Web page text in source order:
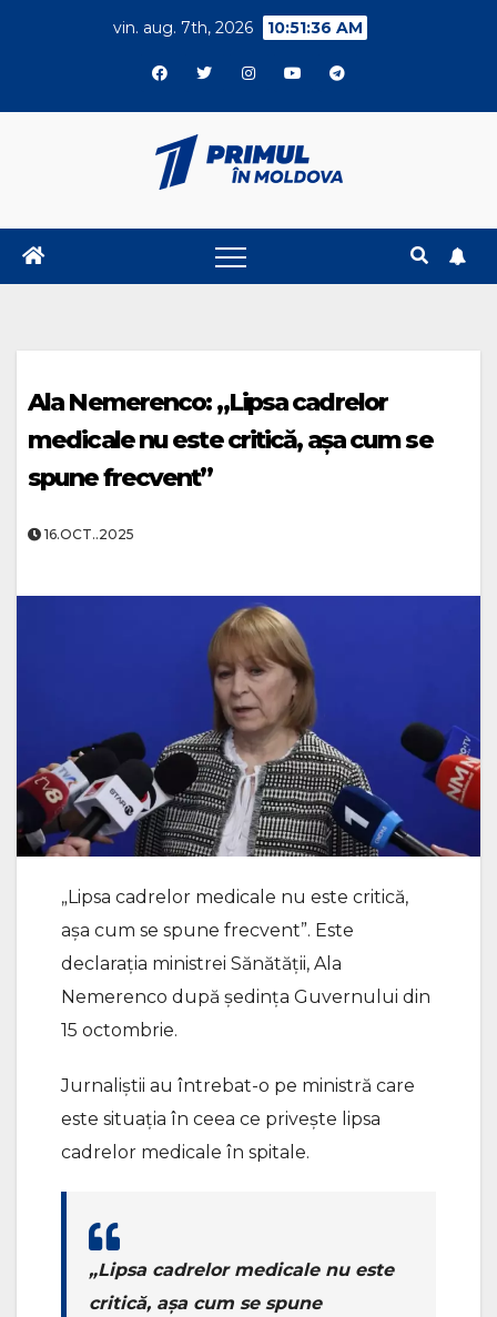
vin. aug. 7th, 2026 10:51:37 AM
Ala Nemerenco: „Lipsa cadrelor
medicale nu este critică, așa cum se
spune frecvent”
16.OCT..2025
„Lipsa cadrelor medicale nu este critică,
așa cum se spune frecvent”. Este
declarația ministrei Sănătății, Ala
Nemerenco după ședința Guvernului din
15 octombrie.
Jurnaliștii au întrebat-o pe ministră care
este situația în ceea ce privește lipsa
cadrelor medicale în spitale.
„Lipsa cadrelor medicale nu este
critică, așa cum se spune